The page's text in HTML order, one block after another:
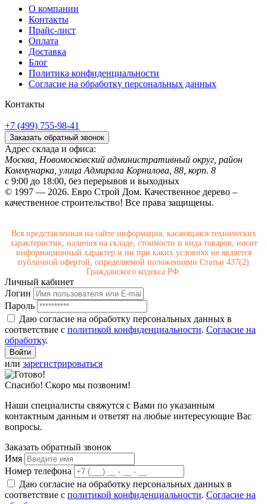
О компании
Контакты
Прайс-лист
Оплата
Доставка
Блог
Политика конфиденциальности
Согласие на обработку персональных данных
Контакты
+7 (499) 755-98-41
Заказать обратный звонок
Адрес склада и офиса:
Москва, Новомосковский административный округ, район
Коммунарка, улица Адмирала Корнилова, 88, корп. 8
с 9:00 до 18:00, без перерывов и выходных
© 1997 — 2026. Евро Строй Дом. Качественное дерево –
качественное строительство! Все права защищены.
Вся представленная на сайте информация, касающаяся технических
характеристик, наличия на складе, стоимости и вида товаров, носит
информационный характер и ни при каких условиях не является
публичной офертой, определяемой положениями Статьи 437(2)
Гражданского кодекса РФ.
Личный кабинет
Логин
Пароль
Даю согласие на обработку персональных данных в
соответствие с политикой конфиденциальности. Согласие на
обработку.
или зарегистрироваться
Спасибо! Скоро мы позвоним!
Наши специалисты свяжутся с Вами по указанным
контактным данным и ответят на любые интересующие Вас
вопросы.
Заказать обратный звонок
Имя
Номер телефона
Даю согласие на обработку персональных данных в
соответствие с политикой конфиденциальности. Согласие на